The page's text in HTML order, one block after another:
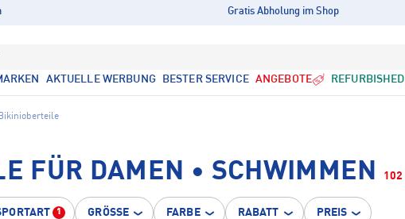
Gratis Abholung im Shop
AKTUELLE WERBUNG BESTER SERVICE ANGEBOTE REFURBISHED
Bikinioberteile
FÜR DAMEN • SCHWIMMEN 102
1 GRÖSSE FARBE RABATT PREIS